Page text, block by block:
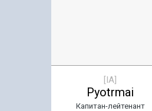
[IA]
Pyotrmai
Капитан-лейтенант